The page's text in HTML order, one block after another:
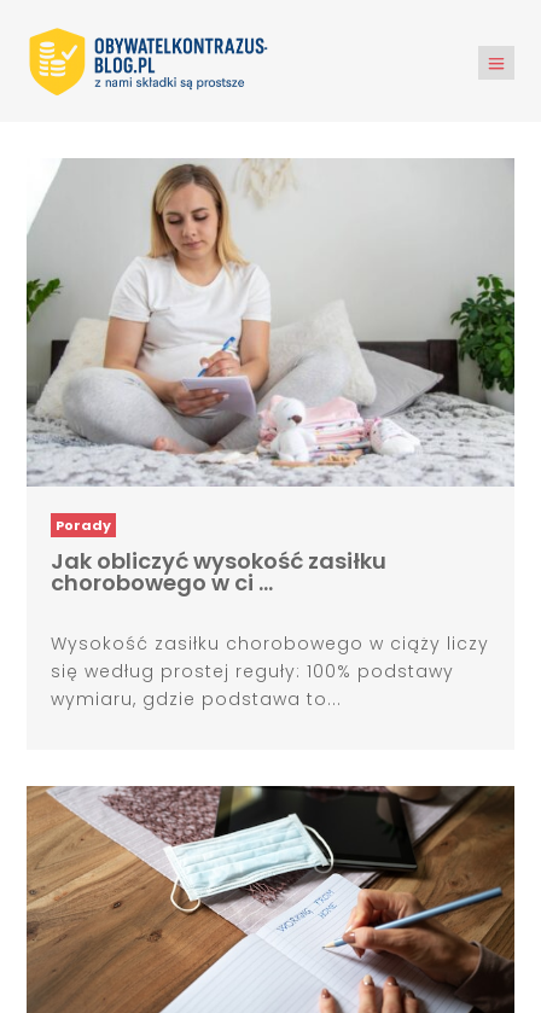
Porady
Jak obliczyć wysokość zasiłku
chorobowego w ci …
Wysokość zasiłku chorobowego w ciąży liczy
się według prostej reguły: 100% podstawy
wymiaru, gdzie podstawa to...